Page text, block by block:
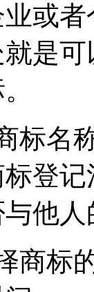
或
是
标名
登
他
商标